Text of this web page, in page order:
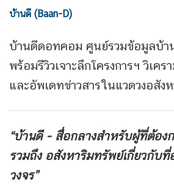
บ้านดี (Baan-D)
บ้านดีดอทคอม ศูนย์รวมข้อมูลบ้า
พร้อมรีวิวเจาะลึกโครงการฯ วิเค
และอัพเดทข่าวสารในแวดวงอสัง
“บ้านดี - สื่อกลางสำหรับผู้ที่ต้อง
รวมถึง อสังหาริมทรัพย์เกี่ยวกับที่
วงจร”